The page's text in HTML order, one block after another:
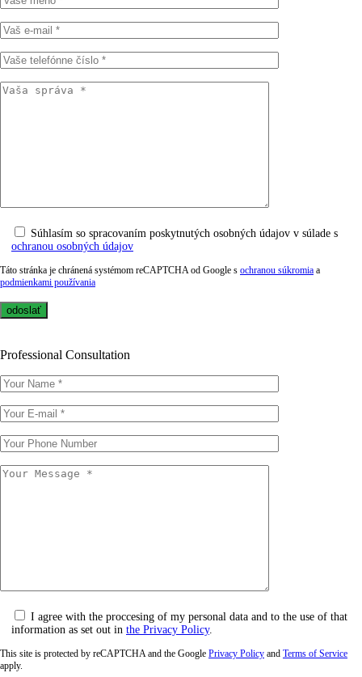
Súhlasím so spracovaním poskytnutých osobných údajov v súlade s
ochranou osobných údajov
Táto stránka je chránená systémom reCAPTCHA od Google s ochranou súkromia a
podmienkami používania
Professional Consultation
I agree with the proccesing of my personal data and to the use of that
information as set out in the Privacy Policy.
This site is protected by reCAPTCHA and the Google Privacy Policy and Terms of Service
apply.